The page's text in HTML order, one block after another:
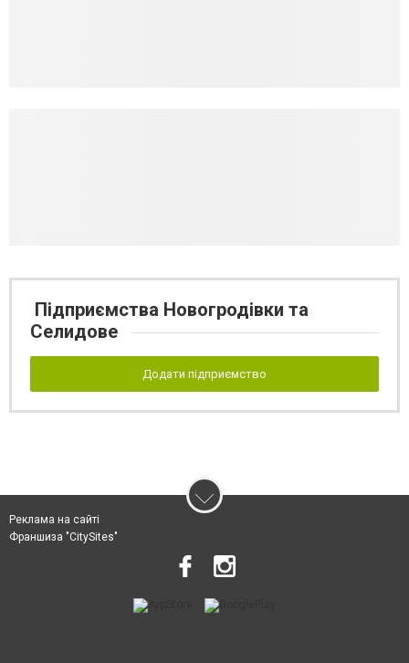
Підприємства Новогродівки та
Селидове
Додати підприємство
Реклама на сайті
Франшиза "CitySites"